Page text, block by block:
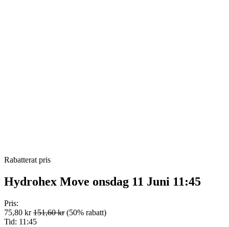
Rabatterat pris
Hydrohex Move onsdag 11 Juni 11:45
Pris:
75,80 kr 151,60 kr (50% rabatt)
Tid: 11:45